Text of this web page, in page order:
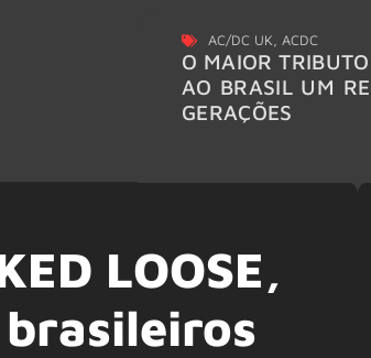
AC/DC UK,ACDC
O MAIOR
AO BRASIL UM
GERAÇÕES
LOOSE,